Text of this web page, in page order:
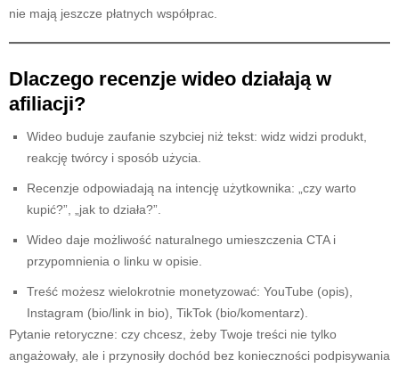
nie mają jeszcze płatnych współprac.
Dlaczego recenzje wideo działają w
afiliacji?
Wideo buduje zaufanie szybciej niż tekst: widz widzi produkt,
reakcję twórcy i sposób użycia.
Recenzje odpowiadają na intencję użytkownika: „czy warto
kupić?”, „jak to działa?”.
Wideo daje możliwość naturalnego umieszczenia CTA i
przypomnienia o linku w opisie.
Treść możesz wielokrotnie monetyzować: YouTube (opis),
Instagram (bio/link in bio), TikTok (bio/komentarz).
Pytanie retoryczne: czy chcesz, żeby Twoje treści nie tylko
angażowały, ale i przynosiły dochód bez konieczności podpisywania